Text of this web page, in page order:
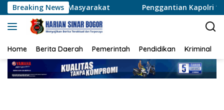
Langsung
ke
konten
Breaking News Penggantian Kapolri “Kompetensi Absolut
Home Berita Daerah Pemerintah Pendidikan Kriminal